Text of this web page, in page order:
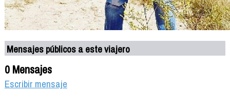
Mensajes públicos a este viajero
0 Mensajes
Escribir mensaje